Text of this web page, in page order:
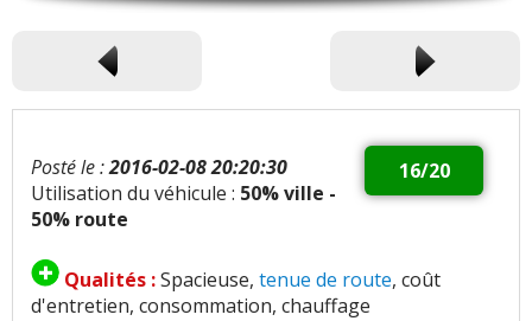
16/20
Posté le :2016-02-08 20:20:30
Utilisation du véhicule : 50% ville -
50% route
Qualités :Spacieuse, tenue de route, coût
d'entretien, consommation, chauffage